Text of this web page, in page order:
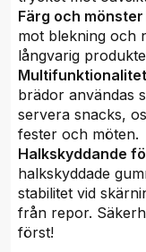
Färg och
mot blekning och
långvarig
Multifunktionalitet
brädor användas
servera snacks,
fester och möten.
Halkskyddande
halkskyddade
stabilitet vid
från repor.
först!